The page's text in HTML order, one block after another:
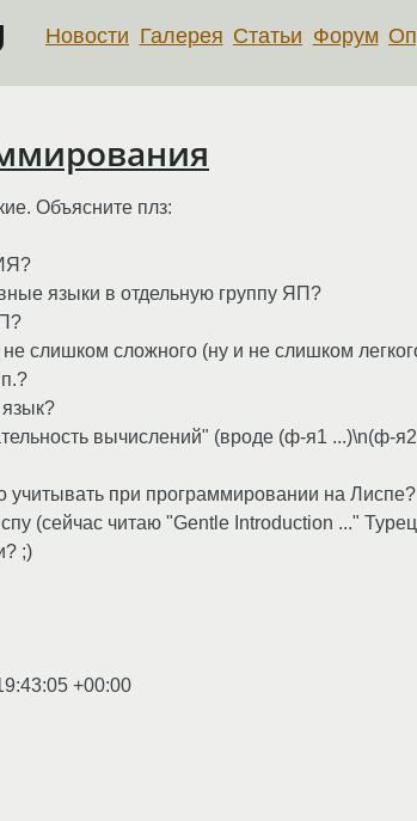
Новости Галерея Статьи Форум
Объясните плз:
языки в отдельную группу ЯП?
не слишком сложного (ну и не слишком
вычислений" (вроде (ф-я1 ...)\n(ф-
учитывать при программировании на Лиспе?
(сейчас читаю "Gentle Introduction ..."
;)
+00:00